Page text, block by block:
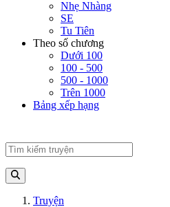
Nhẹ Nhàng
SE
Tu Tiên
Theo số chương
Dưới 100
100 - 500
500 - 1000
Trên 1000
Bảng xếp hạng
Truyện